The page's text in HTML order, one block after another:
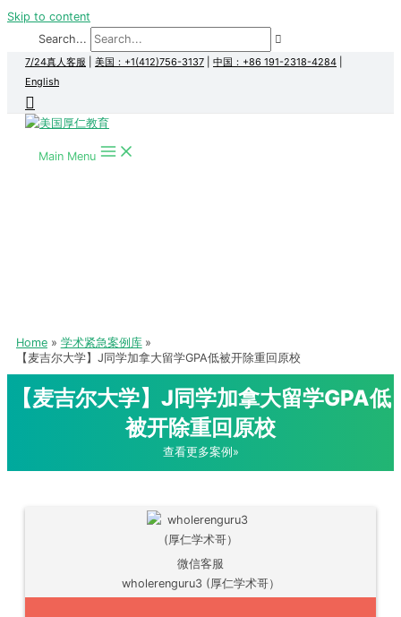
Skip to content
Search...
7/24真人客服 美国：+1(412)756-3137 中国：+86 191-2318-4284
English
Main Menu
Home
学术紧急案例库
【麦吉尔大学】J同学加拿大留学GPA低被开除重回原校
【麦吉尔大学】J同学加拿大留学GPA低
被开除重回原校
查看更多案例»
微信客服
wholerenguru3 (厚仁学术哥）